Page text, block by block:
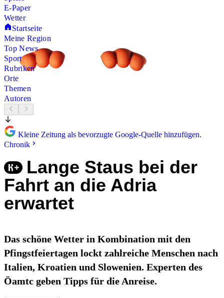
E-Paper
Wetter
Startseite
Meine Region
Top News
Sport
Rubriken
Orte
Themen
Autoren
Kleine Zeitung als bevorzugte Google-Quelle hinzufügen.
Chronik
Lange Staus bei der
Fahrt an die Adria
erwartet
Das schöne Wetter in Kombination mit den
Pfingstfeiertagen lockt zahlreiche Menschen nach
Italien, Kroatien und Slowenien. Experten des
Öamtc geben Tipps für die Anreise.